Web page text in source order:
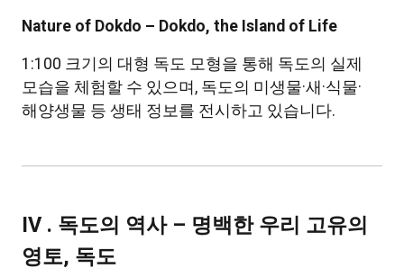
Nature of Dokdo – Dokdo, the Island of Life
1:100 크기의 대형 독도 모형을 통해 독도의 실제
모습을 체험할 수 있으며, 독도의 미생물·새·식물·
해양생물 등 생태 정보를 전시하고 있습니다.
IV . 독도의 역사– 명백한 우리 고유의
영토, 독도